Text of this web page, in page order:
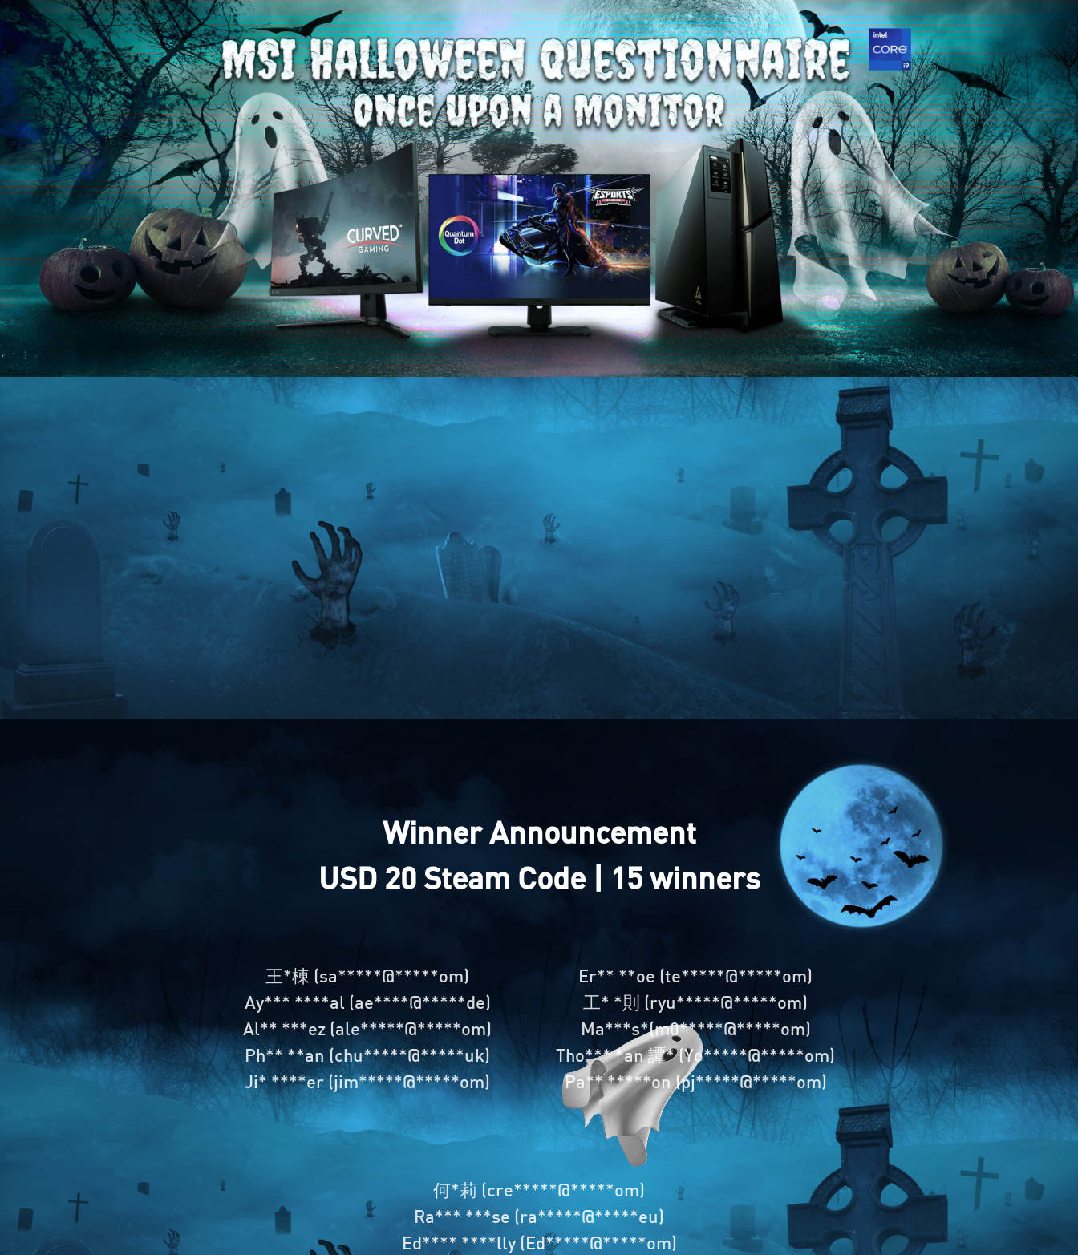
Winner Announcement
USD 20 Steam Code | 15 winners
王*棟 (sa*****@*****om)
Ay*** ****al (ae****@*****de)
Al** ***ez (ale*****@*****om)
Ph** **an (chu*****@*****uk)
Ji* ****er (jim*****@*****om)
Er** **oe (te*****@*****om)
工* *則 (ryu*****@*****om)
Ma***s*(m0*****@*****om)
Tho*** *an 譚* (Yo*****@*****om)
Pa** *****on (pj*****@*****om)
何*莉 (cre*****@*****om)
Ra*** ***se (ra*****@*****eu)
Ed**** ****lly (Ed*****@*****om)